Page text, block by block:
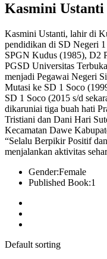
Kasmini Ustanti
Kasmini Ustanti, lahir di
pendidikan di SD Negeri
SPGN Kudus (1985), D2
PGSD Universitas
menjadi Pegawai Negeri
Mutasi ke SD 1 Soco
SD 1 Soco (2015 s/d
dikaruniai tiga buah hati
Tristiani dan Dani Hari
Kecamatan Dawe
“Selalu Berpikir Positif
menjalankan aktivitas
Gender:Female
Published Book:1
Default sorting